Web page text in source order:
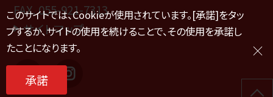
FAX. 055-921-7313
サイトマップ
このサイトでは、Cookieが使用されています。[承諾]をタッ
プするか、サイトの使用を続けることで、その使用を承諾し
たことになります。
承諾